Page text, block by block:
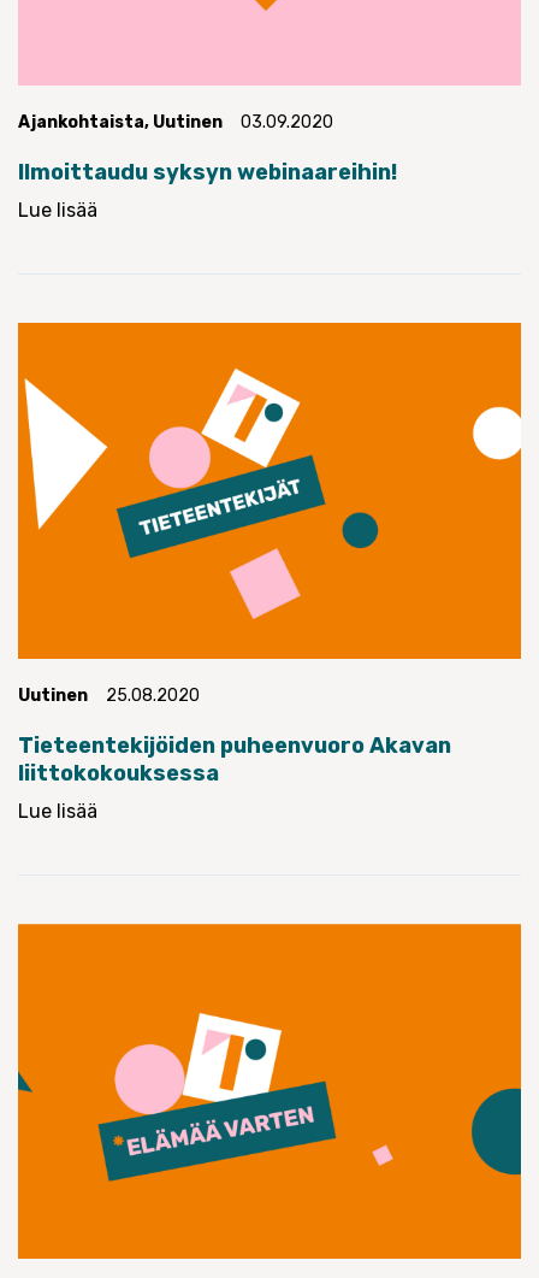
Ajankohtaista, Uutinen 03.09.2020
Ilmoittaudu syksyn webinaareihin!
Lue lisää
Uutinen 25.08.2020
Tieteentekijöiden puheenvuoro Akavan
liittokokouksessa
Lue lisää